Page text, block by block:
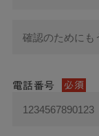
電話番号 必須